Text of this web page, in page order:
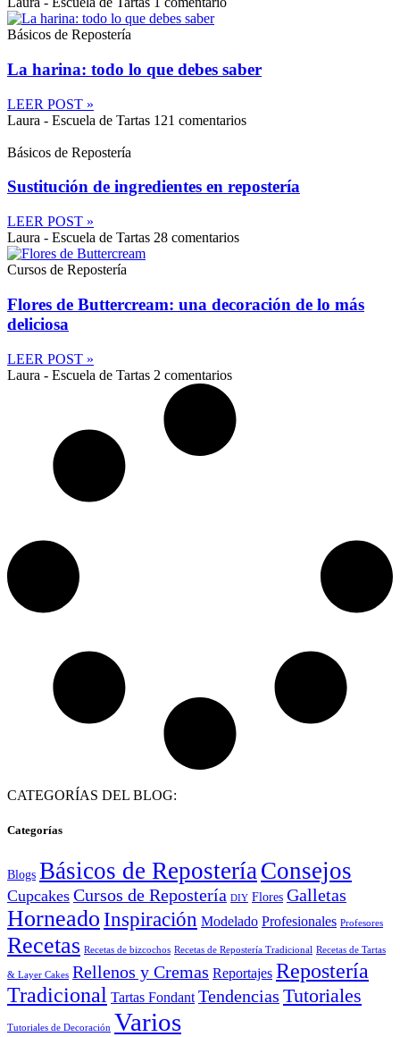
Básicos de Repostería
La harina: todo lo que debes saber
LEER POST »
Laura - Escuela de Tartas 121 comentarios
Básicos de Repostería
Sustitución de ingredientes en repostería
LEER POST »
Laura - Escuela de Tartas 28 comentarios
Cursos de Repostería
Flores de Buttercream: una decoración de lo más
deliciosa
LEER POST »
Laura - Escuela de Tartas 2 comentarios
CATEGORÍAS DEL BLOG:
Categorías
Blogs Básicos de Repostería Consejos
Cupcakes Cursos de Repostería DIY Flores Galletas
HorneadoInspiración Modelado Profesionales Profesores
Recetas Recetas de bizcochos Recetas de Repostería Tradicional Recetas de Tartas
& Layer Cakes Rellenos y Cremas Reportajes Repostería
Tradicional Tartas Fondant Tendencias Tutoriales
Tutoriales de Decoración Varios